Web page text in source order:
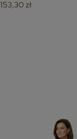
153,30 zł